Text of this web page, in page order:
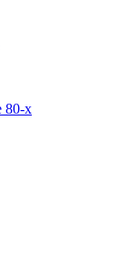
80-х